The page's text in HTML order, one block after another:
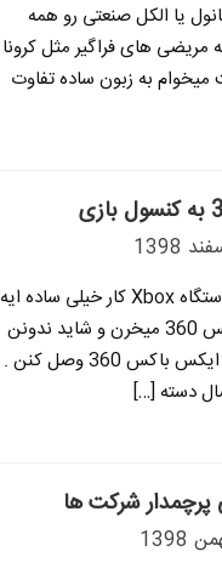
یا الکل صنعتی رو همه
های فراگیر مثل کرونا
به زبون ساده تفاوت
اتصال دسته ایکس باکس 360 به دستگاه Xbox کار خیلی ساده ایه
اما افرادی هستن که تازه ایکس باکس 360 میخرن و شاید ندونن
چجوری میتونن دسته وایرلس رو به ایکس باکس 360 وصل کنن .
دسته […]
شرکت ها